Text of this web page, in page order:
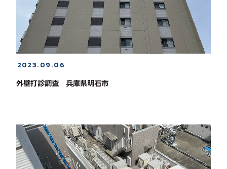
2023.09.06
外壁打診調査 兵庫県明石市